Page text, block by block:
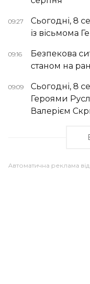
09:27
Сьогодні, 8
із вісьмома
09:16
Безпекова
станом на
09:09
Сьогодні, 8
Героями
Валерієм
Автоматична реклама